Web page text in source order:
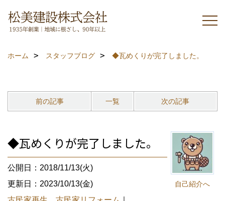
ホーム スタッフブログ ◆瓦めくりが完了しました。
前の記事 一覧 次の記事
自己紹介へ
◆瓦めくりが完了しました。
公開日：2018/11/13(火)
更新日：2023/10/13(金)